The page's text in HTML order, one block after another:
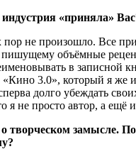
«приняла» Вас
не произошло. Все
объёмные
в записной
«Кино 3.0», который я же
долго убеждать
я не просто автор, а ещё
творческом замысле.
?